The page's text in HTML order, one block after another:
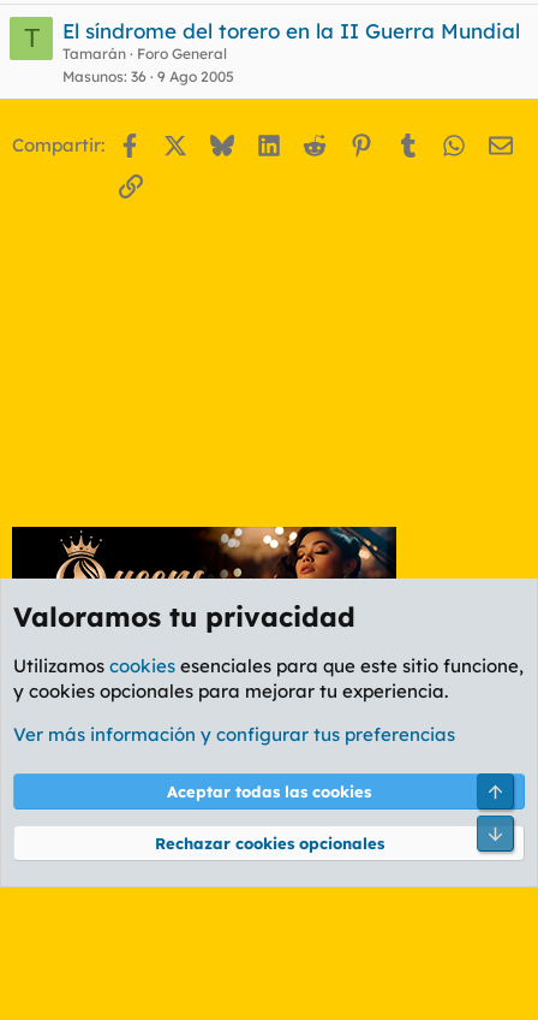
T El síndrome del torero en la II Guerra Mundial
Tamarán
Foro General
Masunos 36 9 Ago 2005
Compartir: Facebook BlueskyLinkedIn
Reddit Pinterest
Tumblr
Enlace
Foro General
Cookies
PL OLDSTYLE AMARILLO
Términos y reglas Política de privacidad Ayuda
Community platform by XenForo® © 2010-2026 XenForo Ltd.
Valoramos tu privacidad
Utilizamos cookies esenciales para que este sitio funcione,
y cookies opcionales para mejorar tu experiencia.
Ver más información y configurar tus preferencias
Aceptar todas las cookies
Rechazar cookies opcionales
Pie